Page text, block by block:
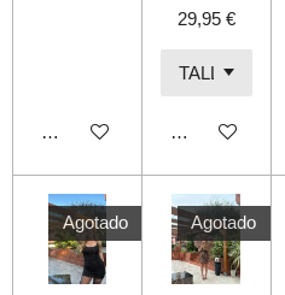
Añadir al carrito
29,95 €
Añadir al carrito
Agotado Agotado